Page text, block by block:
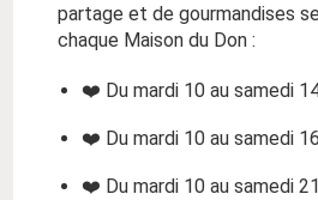
partage et de gourmandises
chaque Maison du Don :
❤️ Du mardi 10 au samedi
❤️ Du mardi 10 au samedi
❤️ Du mardi 10 au samedi